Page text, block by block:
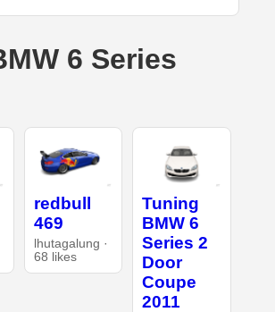
6 Series
redbull
469
lhutagalung ·
68 likes
Tuning
BMW 6
Series 2
Door
Coupe
2011